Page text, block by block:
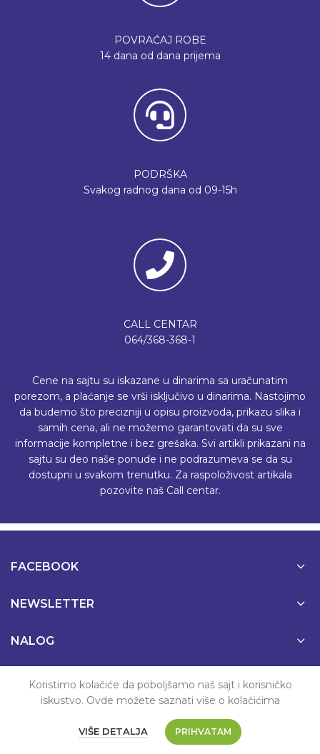
POVRAĆAJ ROBE
14 dana od dana prijema
PODRŠKA
Svakog radnog dana od 09-15h
CALL CENTAR
064/368-368-1
Cene na sajtu su iskazane u dinarima sa uračunatim
porezom, a plaćanje se vrši isključivo u dinarima. Nastojimo
da budemo što precizniji u opisu proizvoda, prikazu slika i
samih cena, ali ne možemo garantovati da su sve
informacije kompletne i bez grešaka. Svi artikli prikazani na
sajtu su deo naše ponude i ne podrazumeva se da su
dostupni u svakom trenutku. Za raspoloživost artikala
pozovite naš Call centar.
FACEBOOK
NEWSLETTER
NALOG
PODRŠKA
© 2022 MaliAli.rs | Sva prava zadržana.
Koristimo kolačiće da poboljšamo naš sajt i korisničko
iskustvo. Ovde možete saznati više o kolačićima
VIŠE DETALJA PRIHVATAM